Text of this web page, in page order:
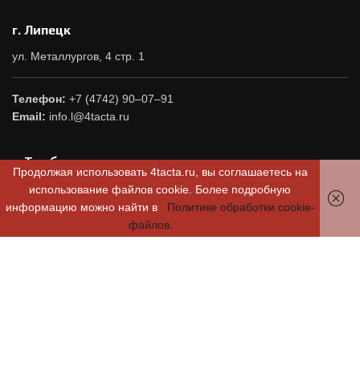
г. Липецк
ул. Металлургов, 4 стр. 1
Телефон: +7 (4742) 90–07–91
Email: info.l@4tacta.ru
г. Тамбов
ул. Заводская, д. 50
+7(4752) 42-68-68
Продолжая использовать 4tacta.ru, вы соглашаетесь на
использование файлов cookie. Более подробную
информацию можно найти в
Политике обработки cookie-
файлов.